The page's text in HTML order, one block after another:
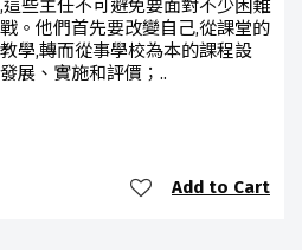
這些主任不可避免要面對不少困難
。他們首先要改變自己,從課堂的
學,轉而從事學校為本的課程設
展、實施和評價；..
Add to Cart